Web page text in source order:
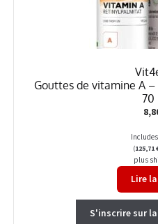
Gouttes de vitamine A
70
Includes
(125,71
plus
Lire
S'inscrire sur